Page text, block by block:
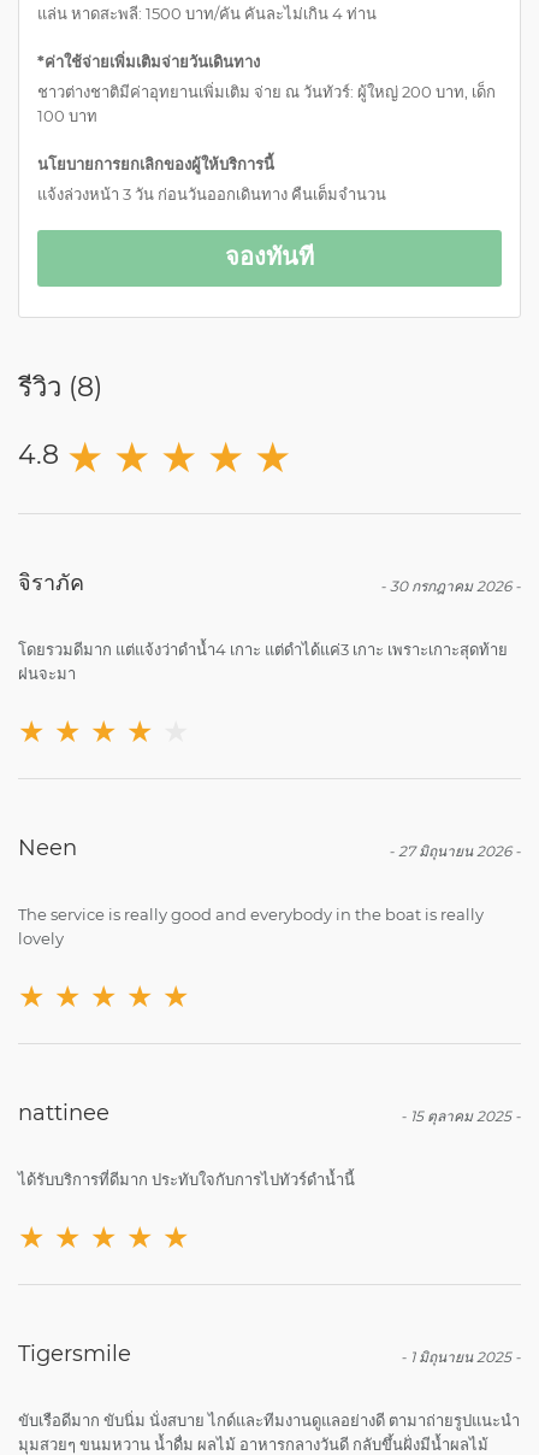
แล่น หาดสะพลี: 1500 บาท/คัน คันละไม่เกิน 4 ท่าน
*ค่าใช้จ่ายเพิ่มเติมจ่ายวันเดินทาง
ชาวต่างชาติมีค่าอุทยานเพิ่มเติม จ่าย ณ วันทัวร์: ผู้ใหญ่ 200 บาท, เด็ก
100 บาท
นโยบายการยกเลิกของผู้ให้บริการนี้
แจ้งล่วงหน้า 3 วัน ก่อนวันออกเดินทาง คืนเต็มจำนวน
จองทันที
รีวิว (8)
4.8 ★ ★ ★ ★ ★
- 30 กรกฎาคม 2026-
จิราภัค
โดยรวมดีมาก แต่แจ้งว่าดำน้ำ4 เกาะ แต่ดำได้แค่3 เกาะ เพราะเกาะสุดท้าย
ฝนจะมา
★ ★ ★ ★
- 27 มิถุนายน 2026-
Neen
The service is really good and everybody in the boat is really
lovely
★ ★ ★ ★ ★
- 15 ตุลาคม 2025-
nattinee
ได้รับบริการที่ดีมาก ประทับใจกับการไปทัวร์ดำน้ำนี้
★ ★ ★ ★ ★
- 1 มิถุนายน 2025-
Tigersmile
ขับเรือดีมาก ขับนิ่ม นั่งสบาย ไกด์และทีมงานดูแลอย่างดี ตามาถ่ายรูปแนะนำ
มุมสวยๆ ขนมหวาน น้ำดื่ม ผลไม้ อาหารกลางวันดี กลับขึ้นฝั่งมีน้ำผลไม้